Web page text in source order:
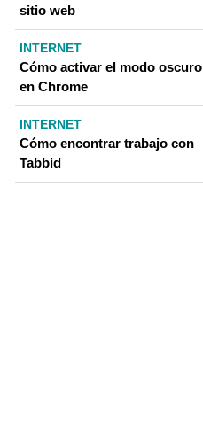
sitio web
INTERNET
Cómo activar el modo oscuro
en Chrome
INTERNET
Cómo encontrar trabajo con
Tabbid